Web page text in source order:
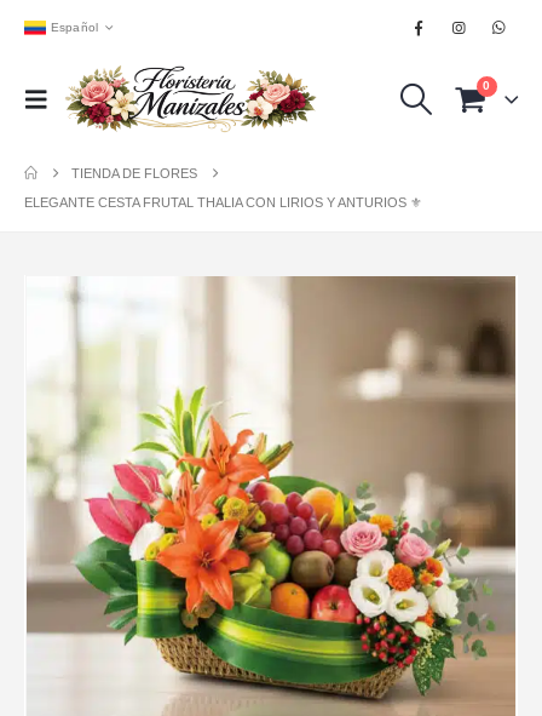
Español
0
TIENDA DE FLORES
ELEGANTE CESTA FRUTAL THALIA CON LIRIOS Y ANTURIOS ⚜️